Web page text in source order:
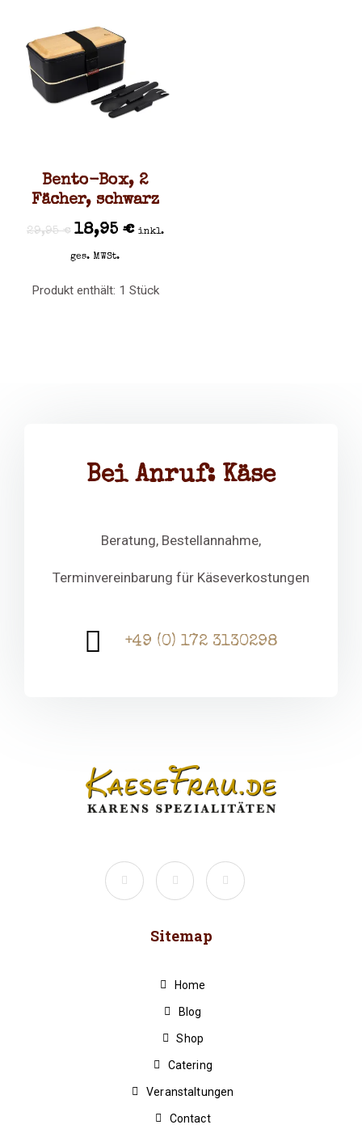
Bento-Box, 2
Fächer, schwarz
29,95€ 18,95 € inkl.
ges. MWSt.
Produkt enthält: 1 Stück
Bei Anruf: Käse
Beratung, Bestellannahme,
Terminvereinbarung für Käseverkostungen
+49 (0) 172 3130298
Sitemap
Home
Blog
Shop
Catering
Veranstaltungen
Contact